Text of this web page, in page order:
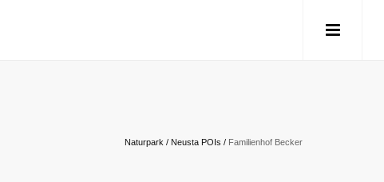
Naturpark / Neusta POIs / Familienhof Becker